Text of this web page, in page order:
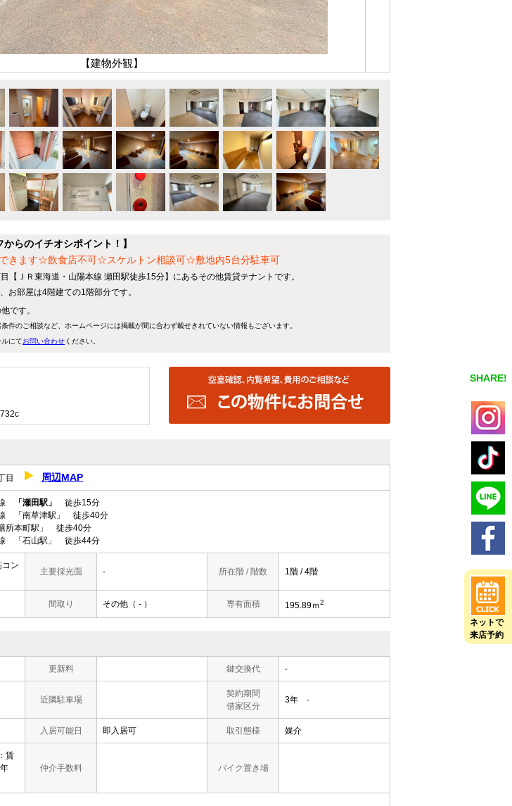
SHARE!
ネットで
来店予約
【建物外観】
らのイチオシポイント！】
きます☆飲食店不可☆スケルトン相談可☆敷地内5台分駐車可
【ＪＲ東海道・山陽本線 瀬田駅徒歩15分】にあるその他賃貸テナントです。
お部屋は4階建ての1階部分です。
です。
件のご相談など、ホームページには掲載が間に合わず載せきれていない情報もございます。
にてお問い合わせください。
丁目 周辺MAP
「瀬田駅」
徒歩15分
線 「南草津駅」 徒歩40分
所本町駅」 徒歩40分
線 「石山駅」 徒歩44分
ン
主要採光面 - 所在階 / 階数 1階 / 4階
間取り その他（ - ） 専有面積 195.89ｍ2
更新料 鍵交換代 -
近隣駐車場
契約期間
借家区分
3年 -
入居可能日 即入居可 取引態様 媒介
賃
仲介手数料 バイク置き場